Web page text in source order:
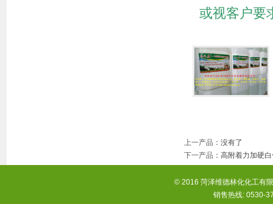
或视客户要
上一产品 ：没有了
下一产品 ： 高附着力加硬
© 2016 菏泽维德林化化工
销售热线: 0530-